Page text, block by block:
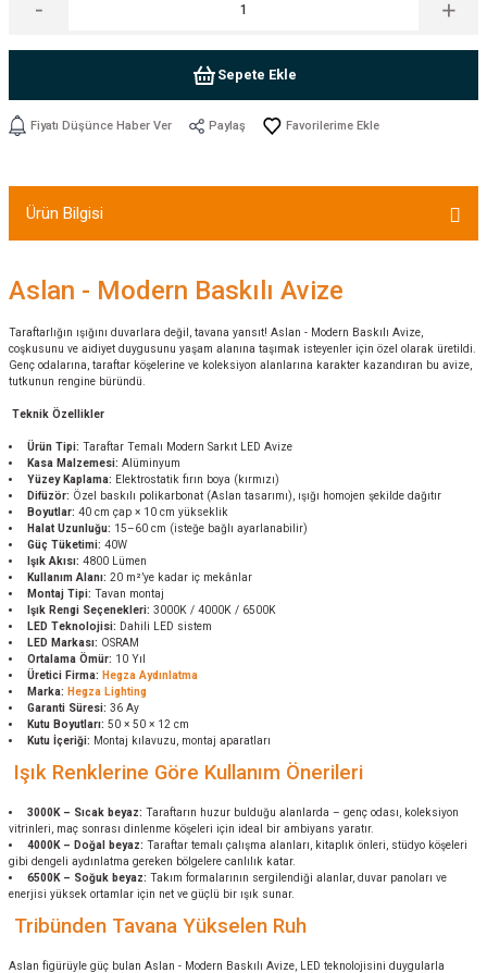
Sepete Ekle
Fiyatı Düşünce Haber Ver Paylaş
Ürün Bilgisi
Aslan - Modern Baskılı Avize
Taraftarlığın ışığını duvarlara değil, tavana yansıt! Aslan - Modern Baskılı Avize,
coşkusunu ve aidiyet duygusunu yaşam alanına taşımak isteyenler için özel olarak üretildi.
Genç odalarına, taraftar köşelerine ve koleksiyon alanlarına karakter kazandıran bu avize,
tutkunun rengine büründü.
Teknik Özellikler
Ürün Tipi: Taraftar Temalı Modern Sarkıt LED Avize
Kasa Malzemesi: Alüminyum
Yüzey Kaplama: Elektrostatik fırın boya (kırmızı)
Difüzör: Özel baskılı polikarbonat (Aslan tasarımı), ışığı homojen şekilde dağıtır
Boyutlar: 40 cm çap × 10 cm yükseklik
Halat Uzunluğu: 15–60 cm (isteğe bağlı ayarlanabilir)
Güç Tüketimi: 40W
Işık Akısı: 4800 Lümen
Kullanım Alanı: 20 m²’ye kadar iç mekânlar
Montaj Tipi: Tavan montaj
Işık Rengi Seçenekleri: 3000K / 4000K / 6500K
LED Teknolojisi: Dahili LED sistem
LED Markası: OSRAM
Ortalama Ömür: 10 Yıl
Üretici Firma: Hegza Aydınlatma
Marka: Hegza Lighting
Garanti Süresi: 36 Ay
Kutu Boyutları: 50 × 50 × 12 cm
Kutu İçeriği: Montaj kılavuzu, montaj aparatları
Işık Renklerine Göre Kullanım Önerileri
3000K – Sıcak beyaz: Taraftarın huzur bulduğu alanlarda – genç odası, koleksiyon
vitrinleri, maç sonrası dinlenme köşeleri için ideal bir ambiyans yaratır.
4000K – Doğal beyaz: Taraftar temalı çalışma alanları, kitaplık önleri, stüdyo köşeleri
gibi dengeli aydınlatma gereken bölgelere canlılık katar.
6500K – Soğuk beyaz: Takım formalarının sergilendiği alanlar, duvar panoları ve
enerjisi yüksek ortamlar için net ve güçlü bir ışık sunar.
Tribünden Tavana Yükselen Ruh
Aslan figürüyle güç bulan Aslan - Modern Baskılı Avize, LED teknolojisini duygularla